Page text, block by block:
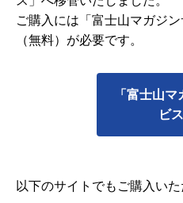
ご購入には「富士山マガジ
（無料）が必要です。
「富士山
ビス
以下のサイトでもご購入いた